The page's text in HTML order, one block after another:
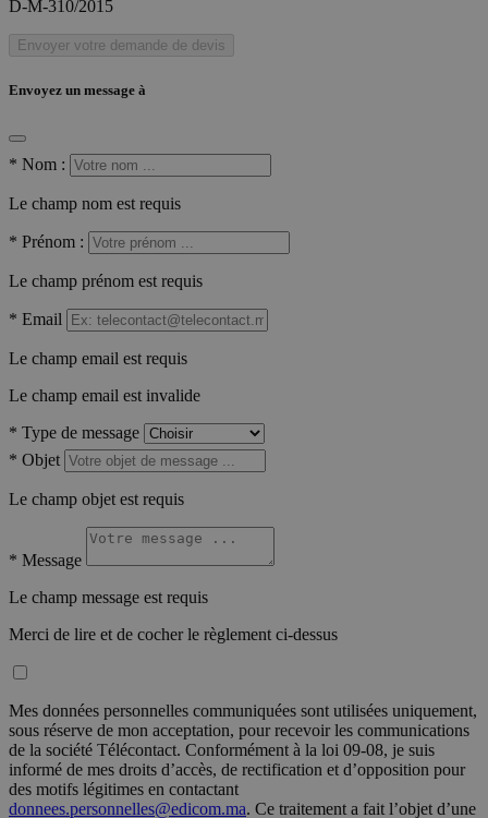
D-M-310/2015
Envoyer votre demande de devis
Envoyez un message à
* Nom :
Le champ nom est requis
* Prénom :
Le champ prénom est requis
* Email
Le champ email est requis
Le champ email est invalide
* Type de message
* Objet
Le champ objet est requis
* Message
Le champ message est requis
Merci de lire et de cocher le règlement ci-dessus
Mes données personnelles communiquées sont utilisées uniquement,
sous réserve de mon acceptation, pour recevoir les communications
de la société Télécontact. Conformément à la loi 09-08, je suis
informé de mes droits d’accès, de rectification et d’opposition pour
des motifs légitimes en contactant
donnees.personnelles@edicom.ma. Ce traitement a fait l’objet d’une